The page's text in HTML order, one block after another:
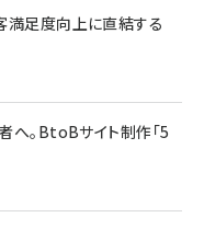
満足度向上に直結する
。BtoBサイト制作「5